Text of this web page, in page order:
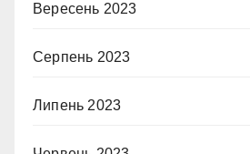
Вересень 2023
Серпень 2023
Липень 2023